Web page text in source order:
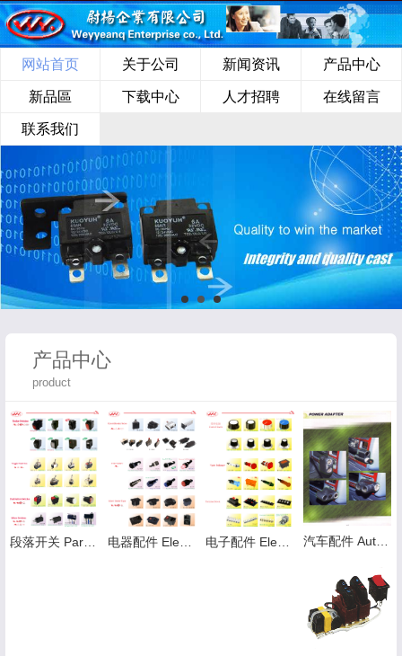
网站首页 关于公司 新闻资讯 产品中心
新品區 下载中心 人才招聘 在线留言
联系我们
产品中心
product